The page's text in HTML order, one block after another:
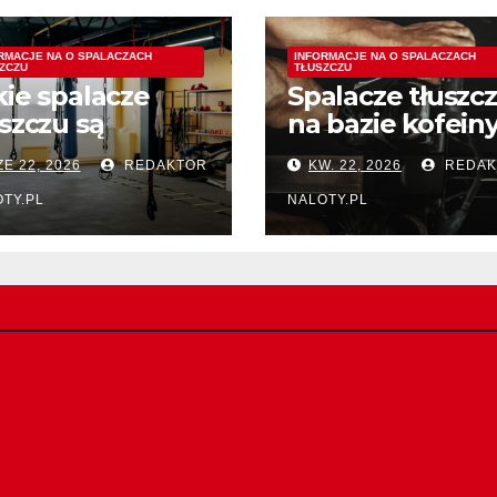
NA O SPALACZACH
spalacze
są
w
tłuszczu z
ud?
22, 2026 REDAKTOR
INFORMACJE NA O SPALACZACH
TŁUSZCZU
Spalacze
na bazie
vs. spalacze na
bazie
termogeników
który typ
KW. 22, 2026
NALOTY.PL